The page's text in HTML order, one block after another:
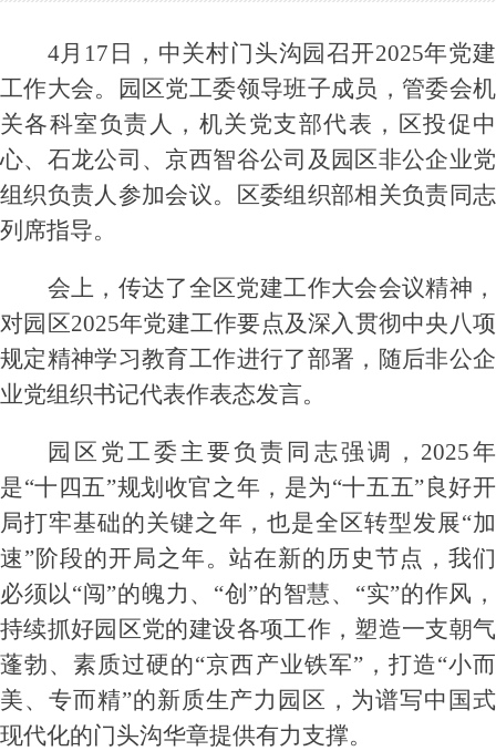
4月17日，中关村门头沟园召开2025年党建
工作大会。园区党工委领导班子成员，管委会机
关各科室负责人，机关党支部代表，区投促中
心、石龙公司、京西智谷公司及园区非公企业党
组织负责人参加会议。区委组织部相关负责同志
列席指导。
会上，传达了全区党建工作大会会议精神，
对园区2025年党建工作要点及深入贯彻中央八项
规定精神学习教育工作进行了部署，随后非公企
业党组织书记代表作表态发言。
园区党工委主要负责同志强调， 2025年
是“十四五”规划收官之年，是为“十五五”良好开
局打牢基础的关键之年，也是全区转型发展“加
速”阶段的开局之年。站在新的历史节点，我们
必须以“闯”的魄力、“创”的智慧、“实”的作风，
持续抓好园区党的建设各项工作，塑造一支朝气
蓬勃、素质过硬的“京西产业铁军”，打造“小而
美、专而精”的新质生产力园区，为谱写中国式
现代化的门头沟华章提供有力支撑。